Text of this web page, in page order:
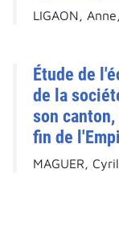
LIGAON,
Étude de
de la
son
fin de
MAGUER,